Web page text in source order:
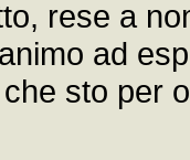
rese a
ad
sto per